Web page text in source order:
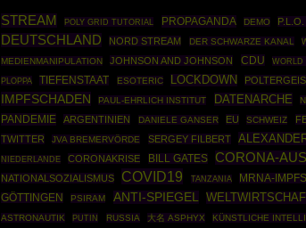
STREAM
POLY GRID TUTORIAL PROPAGANDA DEMO
DEUTSCHLAND NORD STREAM DER SCHWARZE KANAL
MEDIENMANIPULATION JOHNSON AND JOHNSON CDU WORLD
PLOPPA
TIEFENSTAAT ESOTERIC LOCKDOWN
IMPFSCHADEN PAUL-EHRLICH INSTITUT DATENARCHE
PANDEMIE
ARGENTINIEN DANIELE GANSER EU SCHWEIZ
TWITTER JVA BREMERVÖRDE SERGEY FILBERT
NIEDERLANDE CORONAKRISE BILL GATES CORONA-
NATIONALSOZIALISMUS COVID19 TANZANIA MRNA-
GÖTTINGEN
PSIRAM ANTI-SPIEGEL
ASTRONAUTIK
PUTIN RUSSIA 大名 ASPHYX KÜNSTLICHE